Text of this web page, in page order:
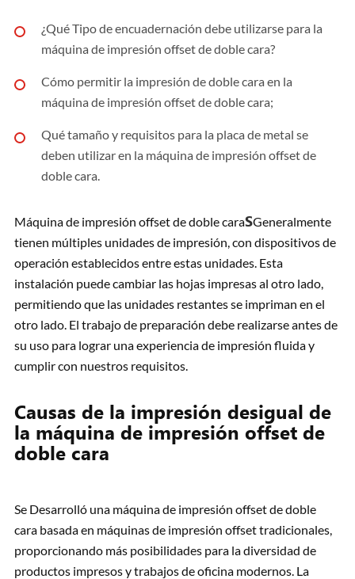
¿Qué Tipo de encuadernación debe utilizarse para la
máquina de impresión offset de doble cara?
Cómo permitir la impresión de doble cara en la
máquina de impresión offset de doble cara;
Qué tamaño y requisitos para la placa de metal se
deben utilizar en la máquina de impresión offset de
doble cara.
Máquina de impresión offset de doble caraSGeneralmente
tienen múltiples unidades de impresión, con dispositivos de
operación establecidos entre estas unidades. Esta
instalación puede cambiar las hojas impresas al otro lado,
permitiendo que las unidades restantes se impriman en el
otro lado. El trabajo de preparación debe realizarse antes de
su uso para lograr una experiencia de impresión fluida y
cumplir con nuestros requisitos.
Causas de la impresión desigual de
la máquina de impresión offset de
doble cara
Se Desarrolló una máquina de impresión offset de doble
cara basada en máquinas de impresión offset tradicionales,
proporcionando más posibilidades para la diversidad de
productos impresos y trabajos de oficina modernos. La